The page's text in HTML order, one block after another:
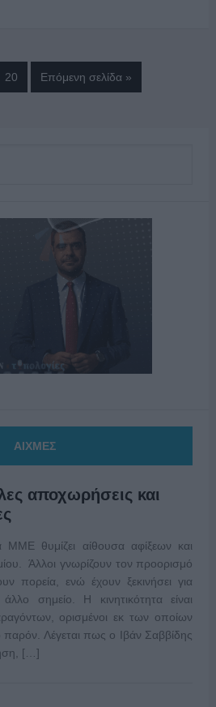
20 Επόμενη σελίδα »
ΑΙΧΜΕΣ
αποχωρήσεις και
ΜΜΕ θυμίζει αίθουσα αφίξεων και
Άλλοι γνωρίζουν τον προορισμό
πορεία, ενώ έχουν ξεκινήσει για
σημείο. Η κινητικότητα είναι
ορισμένοι εκ των οποίων
παρόν. Λέγεται πως ο Ιβάν Σαββίδης
[…]